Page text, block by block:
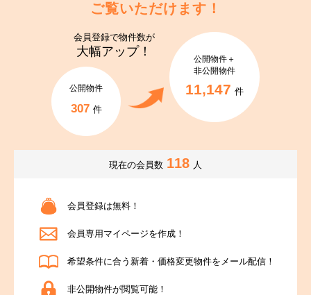
ご覧いただけます！
会員登録で物件数が
大幅アップ！
公開物件
307 件
公開物件＋
非公開物件
11,147 件
現在の会員数 118 人
会員登録は無料！
会員専用マイページを作成！
希望条件に合う新着・価格変更物件をメール配信！
非公開物件が閲覧可能！